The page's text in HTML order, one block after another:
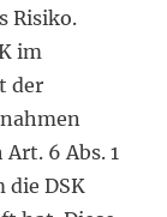
Risiko.
im
der
6 Abs. 1
die DSK